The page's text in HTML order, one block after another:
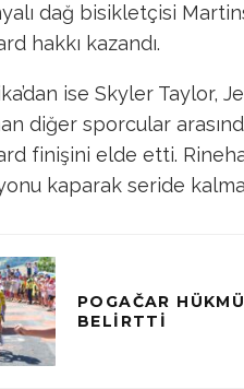
dağ bisikletçisi
hakkı kazandı.
ise Skyler Taylor,
diğer sporcular
finişini elde etti.
kaparak seride
POGAČAR
BELIRTTI